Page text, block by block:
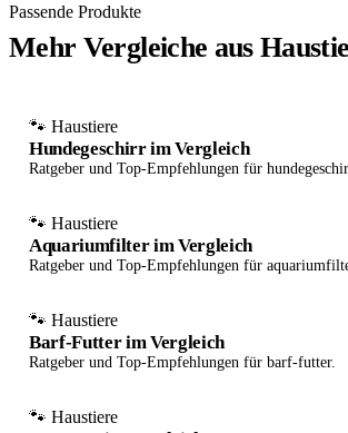
Passende Produkte
Mehr Vergleiche aus
🐾 Haustiere
Hundegeschirr im Vergleich
Ratgeber und Top-Empfehlungen für
🐾 Haustiere
Aquariumfilter im Vergleich
Ratgeber und Top-Empfehlungen für
🐾 Haustiere
Barf-Futter im Vergleich
Ratgeber und Top-Empfehlungen für barf-futter.
🐾 Haustiere